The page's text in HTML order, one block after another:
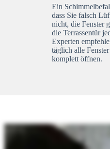
Ein
dass Sie falsch
nicht, die Fenster
die Terrassentür
Experten
täglich alle
komplett öffnen.